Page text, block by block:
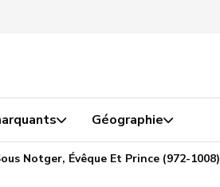
Géographie
Notger, Évêque Et Prince (972-1008)